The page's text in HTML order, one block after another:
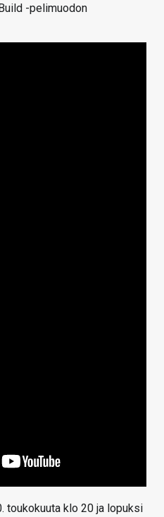
-pelimuodon
toukokuuta klo 20 ja lopuksi